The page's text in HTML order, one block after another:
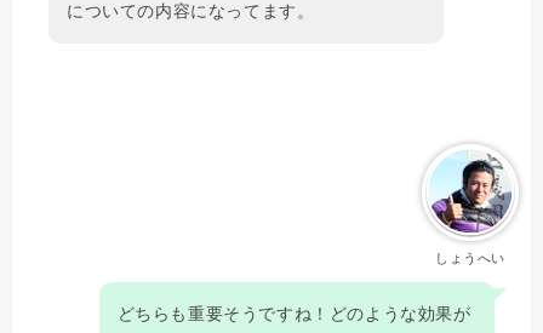
についての内容になってます。
しょうへい
どちらも重要そうですね！どのような効果が